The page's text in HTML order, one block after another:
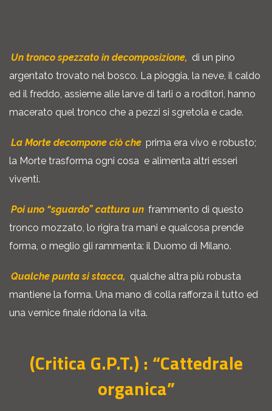
Un tronco spezzato in decomposizione, di un pino
argentato trovato nel bosco. La pioggia, la neve, il caldo
ed il freddo, assieme alle larve di tarli o a roditori, hanno
macerato quel tronco che a pezzi si sgretola e cade.
La Morte decompone ciò che prima era vivo e robusto;
la Morte trasforma ogni cosa e alimenta altri esseri
viventi.
Poi uno “sguardo” cattura un frammento di questo
tronco mozzato, lo rigira tra mani e qualcosa prende
forma, o meglio gli rammenta: il Duomo di Milano.
Qualche punta si stacca, qualche altra più robusta
mantiene la forma. Una mano di colla rafforza il tutto ed
una vernice finale ridona la vita.
(Critica G.P.T.) : “Cattedrale
organica”